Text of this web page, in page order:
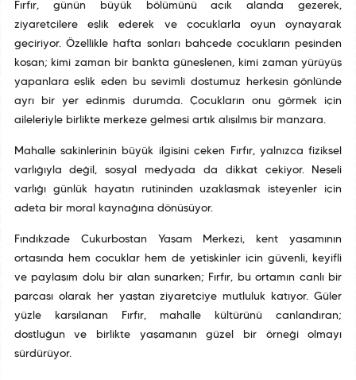
Fırfır, günün büyük bölümünü açık alanda gezerek,
ziyaretçilere eşlik ederek ve çocuklarla oyun oynayarak
geçiriyor. Özellikle hafta sonları bahçede çocukların peşinden
koşan; kimi zaman bir bankta güneşlenen, kimi zaman yürüyüş
yapanlara eşlik eden bu sevimli dostumuz herkesin gönlünde
ayrı bir yer edinmiş durumda. Çocukların onu görmek için
aileleriyle birlikte merkeze gelmesi artık alışılmış bir manzara.
Mahalle sakinlerinin büyük ilgisini çeken Fırfır, yalnızca fiziksel
varlığıyla değil, sosyal medyada da dikkat çekiyor. Neşeli
varlığı günlük hayatın rutininden uzaklaşmak isteyenler için
adeta bir moral kaynağına dönüşüyor.
Fındıkzade Çukurbostan Yaşam Merkezi, kent yaşamının
ortasında hem çocuklar hem de yetişkinler için güvenli, keyifli
ve paylaşım dolu bir alan sunarken; Fırfır, bu ortamın canlı bir
parçası olarak her yaştan ziyaretçiye mutluluk katıyor. Güler
yüzle karşılanan Fırfır, mahalle kültürünü canlandıran;
dostluğun ve birlikte yaşamanın güzel bir örneği olmayı
sürdürüyor.